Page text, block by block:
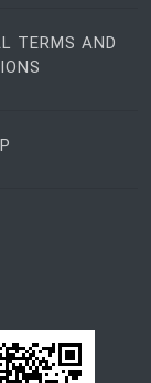
TERMS AND